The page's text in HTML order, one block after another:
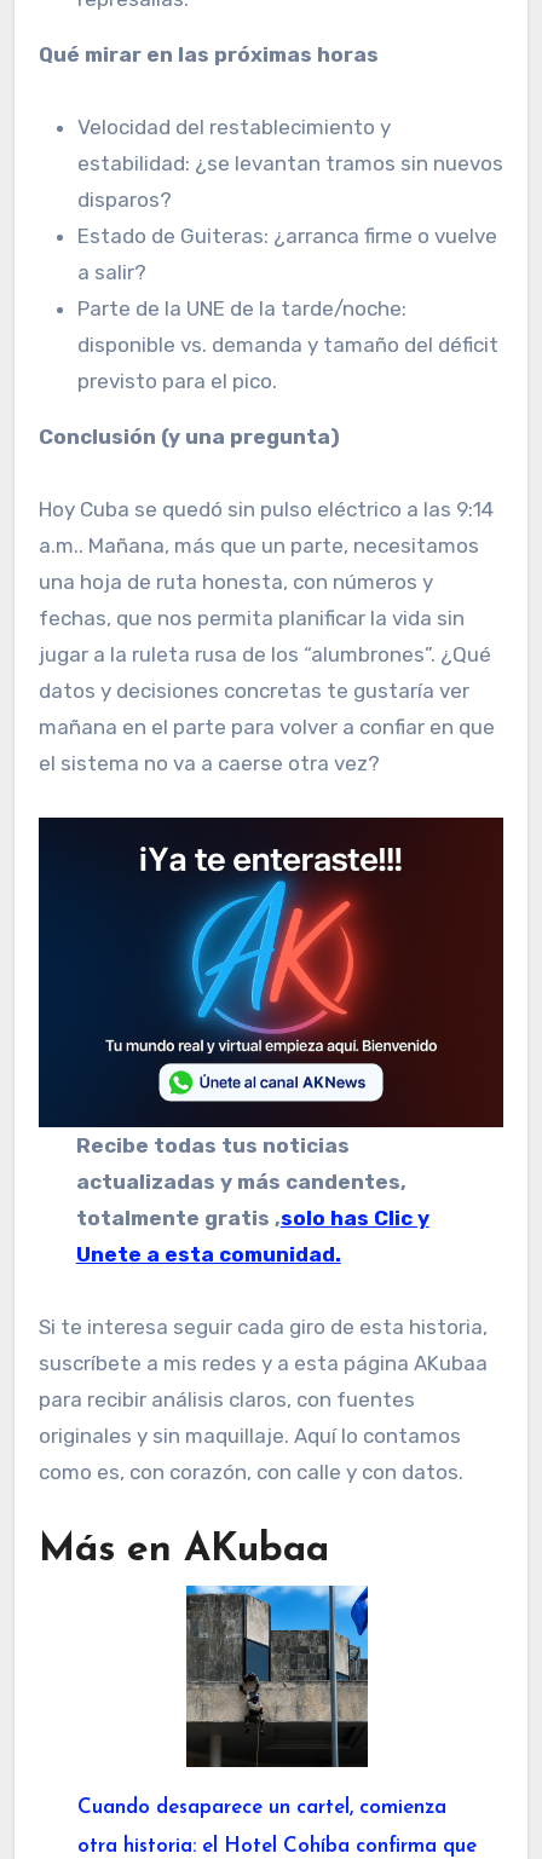
Qué mirar en las próximas horas
Velocidad del restablecimiento y
estabilidad: ¿se levantan tramos sin nuevos
disparos?
Estado de Guiteras: ¿arranca firme o vuelve
a salir?
Parte de la UNE de la tarde/noche:
disponible vs. demanda y tamaño del déficit
previsto para el pico.
Conclusión (y una pregunta)
Hoy Cuba se quedó sin pulso eléctrico a las 9:14
a.m.. Mañana, más que un parte, necesitamos
una hoja de ruta honesta, con números y
fechas, que nos permita planificar la vida sin
jugar a la ruleta rusa de los “alumbrones”. ¿Qué
datos y decisiones concretas te gustaría ver
mañana en el parte para volver a confiar en que
el sistema no va a caerse otra vez?
Recibe todas tus noticias
actualizadas y más candentes,
totalmente gratis ,solo has Clic y
Unete a esta comunidad.
Si te interesa seguir cada giro de esta historia,
suscríbete a mis redes y a esta página AKubaa
para recibir análisis claros, con fuentes
originales y sin maquillaje. Aquí lo contamos
como es, con corazón, con calle y con datos.
Más en AKubaa
Cuando desaparece un cartel, comienza
otra historia: el Hotel Cohíba confirma que